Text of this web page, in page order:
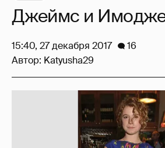
Джеймс и
15:40, 27 декабря 2017
16
Автор: Katyusha29